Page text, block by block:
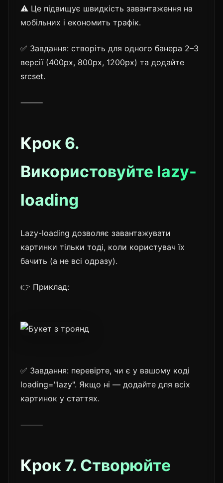
⚠️ Це підвищує швидкість завантаження на
мобільних і економить трафік.
✅ Завдання: створіть для одного банера 2–3
версії (400px, 800px, 1200px) та додайте
srcset.
⸻
Крок 6.
Використовуйте lazy-
loading
Lazy-loading дозволяє завантажувати
картинки тільки тоді, коли користувач їх
бачить (а не всі одразу).
👉 Приклад:
✅ Завдання: перевірте, чи є у вашому коді
loading="lazy". Якщо ні — додайте для всіх
картинок у статтях.
⸻
Крок 7. Створюйте